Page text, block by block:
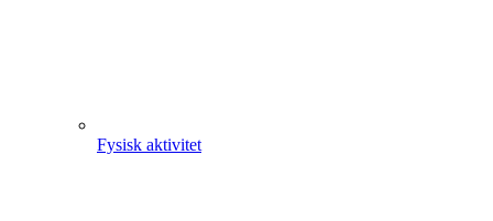
Fysisk aktivitet